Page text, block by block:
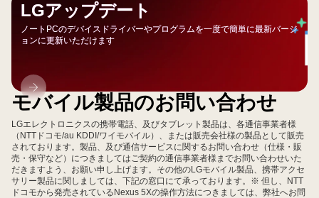
LGアップデート
ノートPCのデバイスドライバーやプログラムを一度で簡単に最新バージ
ョンに更新いただけます
LG
ア
プ
デ
ー
ト
モバイル製品のお問い合わせ
LGエレクトロニクスの携帯電話、及びタブレット製品は、各通信事業者様
（NTTドコモ/au KDDI/ワイモバイル）、または販売会社様の製品として販売
されております。製品、及び通信サービスに関するお問い合わせ（仕様・販
売・保守など）につきましてはご契約の通信事業者様までお問い合わせいた
だきますよう、お願い申し上げます。その他のLGモバイル製品、携帯アクセ
サリー製品に関しましては、下記の窓口にて承っております。※ 但し、NTT
ドコモから発売されているNexus 5Xの操作方法につきましては、弊社へお問